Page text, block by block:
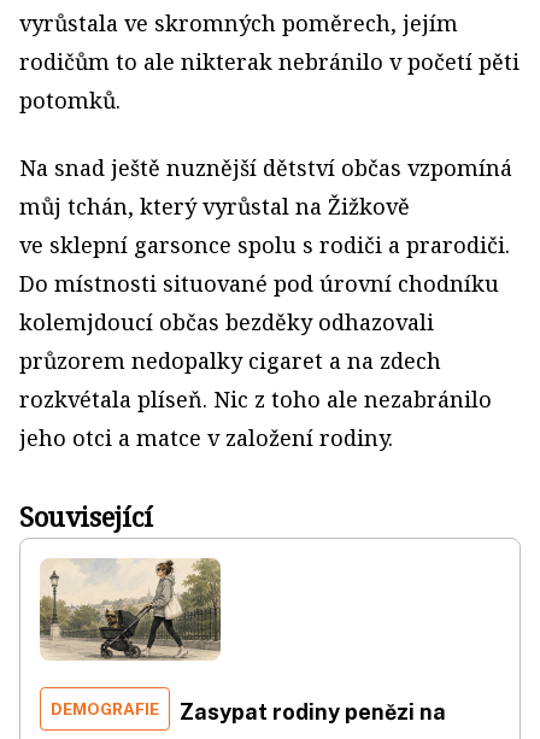
vyrůstala ve skromných poměrech, jejím
rodičům to ale nikterak nebránilo v početí pěti
potomků.
Na snad ještě nuznější dětství občas vzpomíná
můj tchán, který vyrůstal na Žižkově
ve sklepní garsonce spolu s rodiči a prarodiči.
Do místnosti situované pod úrovní chodníku
kolemjdoucí občas bezděky odhazovali
průzorem nedopalky cigaret a na zdech
rozkvétala plíseň. Nic z toho ale nezabránilo
jeho otci a matce v založení rodiny.
Související
DEMOGRAFIE
Zasypat rodiny penězi na